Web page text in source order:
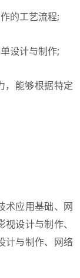
的工艺流程;
设计与制作;
能够根据特定
应用基础、网
设计与制作、
计与制作、网络